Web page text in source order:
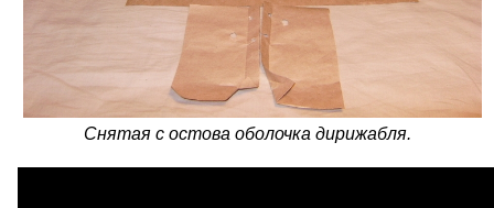
Снятая с остова оболочка дирижабля.